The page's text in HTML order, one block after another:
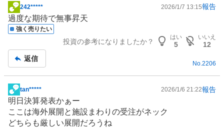
掲
示
板
242***** 2026/1/7 13:15報告
過度な期待で無事昇天
強く売りたい
投資の参考になりましたか？
はい
5
いいえ
12
返信
No.2206
掲
示
板
記
tan***** 2026/1/6 21:22報告
明日決算発表かぁー
ここは海外展開と施設まわりの受注がネック
どちらも厳しい展開だろうね